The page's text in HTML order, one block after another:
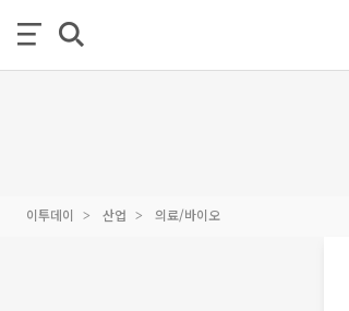
이투데이 산업 의료/바이오